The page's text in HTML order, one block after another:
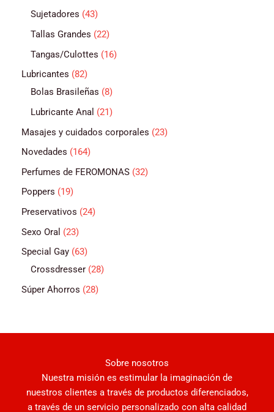
Sujetadores 43
Tallas Grandes 22
Tangas/Culottes
16
Lubricantes
82
Bolas Brasileñas
8
Lubricante Anal
21
Masajes y cuidados corporales 23
Novedades
164
Perfumes de FEROMONAS 32
Poppers
19
Preservativos 24
Sexo Oral
23
Special Gay 63
Crossdresser 28
Súper Ahorros 28
Sobre nosotros
Nuestra misión es estimular la imaginación de
nuestros clientes a través de productos diferenciados,
a través de un servicio personalizado con alta calidad